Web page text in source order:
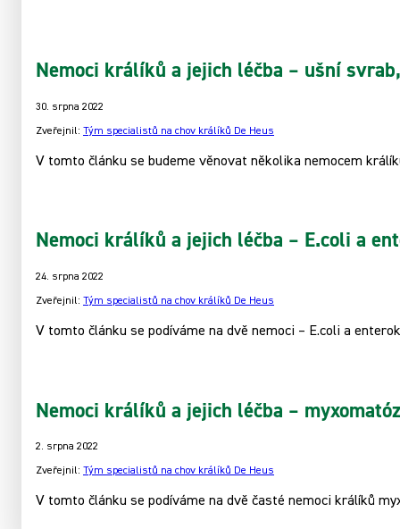
Nemoci králíků a jejich léčba – ušní
30. srpna 2022
Zveřejnil: Tým specialistů na chov králíků De Heus
V tomto článku se budeme věnovat několika nemocem
Nemoci králíků a jejich léčba – E.coli a
24. srpna 2022
Zveřejnil: Tým specialistů na chov králíků De Heus
V tomto článku se podíváme na dvě nemoci – E.coli a
Nemoci králíků a jejich léčba –
2. srpna 2022
Zveřejnil: Tým specialistů na chov králíků De Heus
V tomto článku se podíváme na dvě časté nemoci králíků